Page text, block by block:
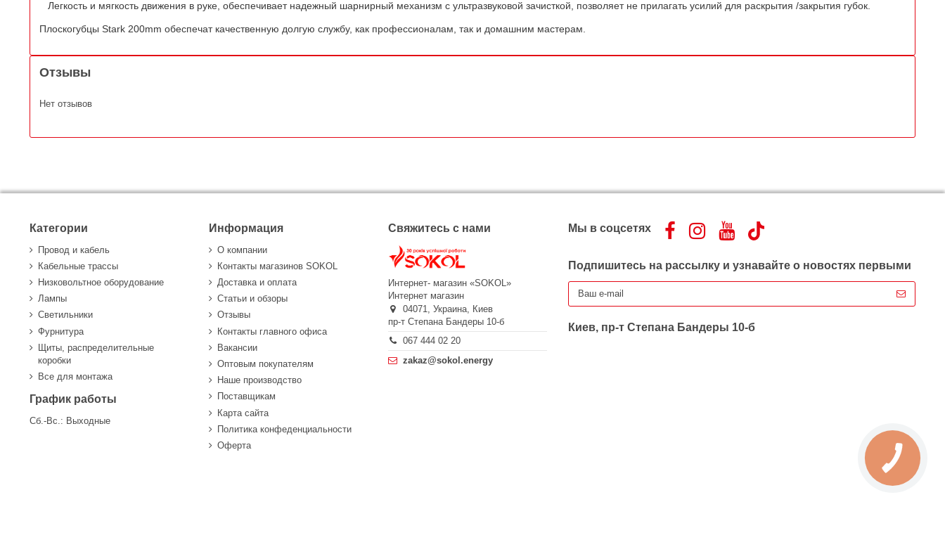
Легкость и мягкость движения в руке, обеспечивает надежный шарнирный механизм с ультразвуковой зачисткой, позволяет не прилагать усилий для раскрытия /закрытия губок.
Плоскогубцы Stark 200mm обеспечат качественную долгую службу, как профессионалам, так и домашним мастерам.
Отзывы
Нет отзывов
Категории
Провод и кабель
Кабельные трассы
Низковольтное оборудование
Лампы
Светильники
Фурнитура
Щиты, распределительные
коробки
Все для монтажа
График работы
Сб.-Вс.: Выходные
Информация
О компании
Контакты магазинов SOKOL
Доставка и оплата
Статьи и обзоры
Отзывы
Контакты главного офиса
Вакансии
Оптовым покупателям
Наше производство
Поставщикам
Карта сайта
Политика конфеденциальности
Оферта
Свяжитесь с нами
Интернет- магазин «SOKOL»
Интернет магазин
04071,Украина,
Киев
пр-т Степана Бандеры 10-б
067 444 02 20
zakaz@sokol.energy
Мы в соцсетях
Подпишитесь на рассылку и узнавайте о новостях первыми
Киев, пр-т Степана Бандеры 10-б